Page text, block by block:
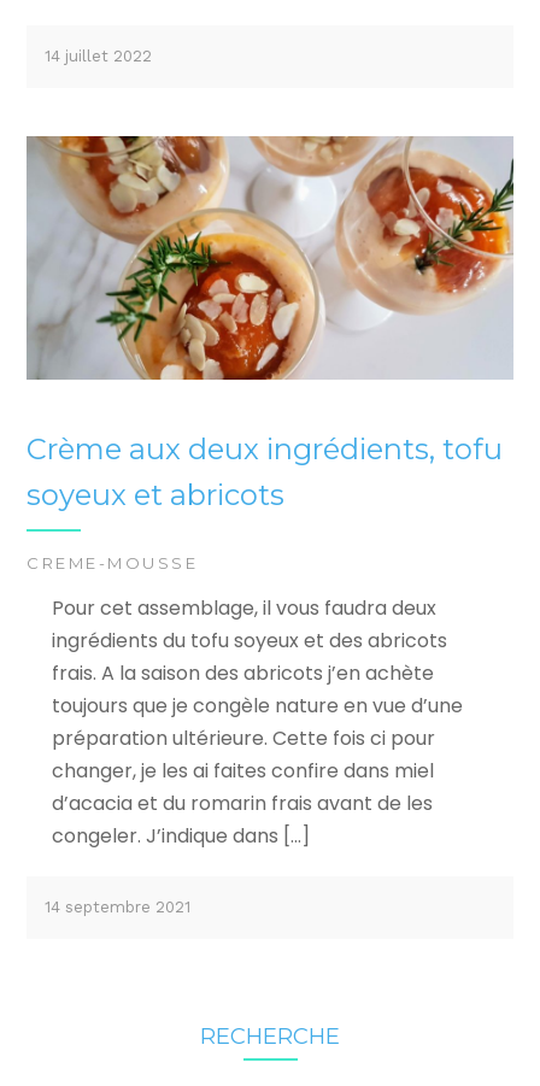
14 juillet 2022
Crème aux deux ingrédients, tofu
soyeux et abricots
CREME-MOUSSE
Pour cet assemblage, il vous faudra deux
ingrédients du tofu soyeux et des abricots
frais. A la saison des abricots j’en achète
toujours que je congèle nature en vue d’une
préparation ultérieure. Cette fois ci pour
changer, je les ai faites confire dans miel
d’acacia et du romarin frais avant de les
congeler. J’indique dans […]
14 septembre 2021
RECHERCHE